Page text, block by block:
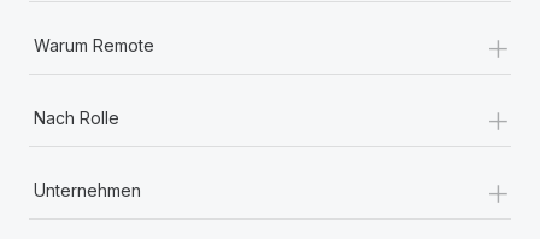
Warum Remote +
Nach Rolle +
Unternehmen
+